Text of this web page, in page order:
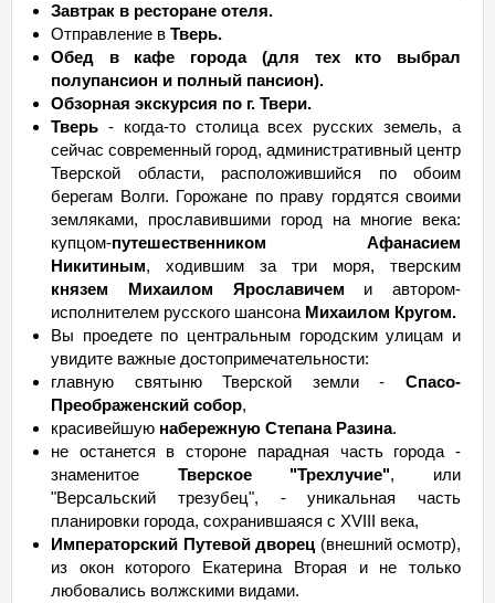
Завтрак в ресторане отеля.
Отправление в Тверь.
Обед в кафе города (для тех кто выбрал
полупансион и полный пансион).
Обзорная экскурсия по г. Твери.
Тверь - когда-то столица всех русских земель, а
сейчас современный город, административный центр
Тверской области, расположившийся по обоим
берегам Волги. Горожане по праву гордятся своими
земляками, прославившими город на многие века:
купцом-путешественником Афанасием
Никитиным, ходившим за три моря, тверским
князем Михаилом Ярославичем и автором-
исполнителем русского шансона Михаилом Кругом.
Вы проедете по центральным городским улицам и
увидите важные достопримечательности:
главную святыню Тверской земли - Спасо-
Преображенский собор,
красивейшую набережную Степана Разина.
не останется в стороне парадная часть города -
знаменитое Тверское "Трехлучие", или
"Версальский трезубец", - уникальная часть
планировки города, сохранившаяся с XVIII века,
Императорский Путевой дворец (внешний осмотр),
из окон которого Екатерина Вторая и не только
любовались волжскими видами.